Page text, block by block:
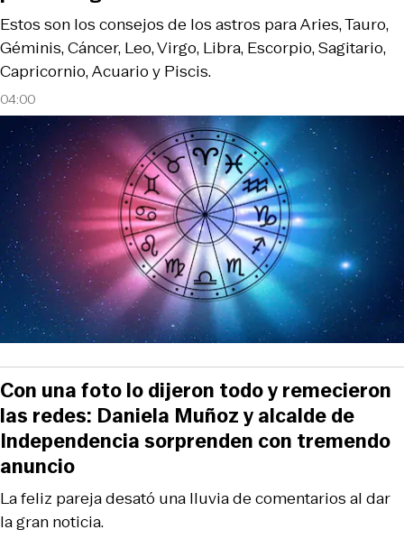
04:00
Estos son los consejos de los astros para Aries, Tauro,
Géminis, Cáncer, Leo, Virgo, Libra, Escorpio, Sagitario,
Capricornio, Acuario y Piscis.
La feliz pareja desató una lluvia de comentarios al dar
la gran noticia.
Con una foto lo dijeron todo y remecieron
las redes: Daniela Muñoz y alcalde de
Independencia sorprenden con tremendo
anuncio